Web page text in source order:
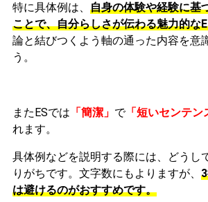
特に具体例は、 自身の体験や経験に基
ことで、自分らしさが伝わる魅力的な
論と結びつくよう軸の通った内容を意
う。
またESでは 「簡潔」 で「短いセンテン
れます。
具体例などを説明する際には、どうし
りがちです。文字数にもよりますが、
は避けるのがおすすめです。